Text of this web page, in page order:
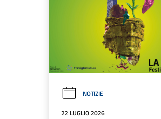
NOTIZIE
22 LUGLIO 2026